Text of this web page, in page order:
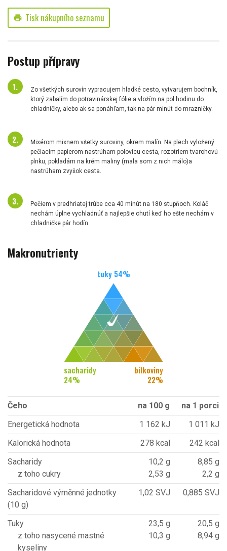
print Tisk nákupního seznamu
Postup přípravy
Zo všetkých surovín vypracujem hladké cesto, vytvarujem bochník,
ktorý zabalím do potravinárskej fólie a vložím na pol hodinu do
chladničky, alebo ak sa ponáhľam, tak na pár minút do mrazničky.
Mixérom mixnem všetky suroviny, okrem malín. Na plech vyložený
pečiacim papierom nastrúham polovicu cesta, rozotriem tvarohovú
plnku, pokladám na krém maliny (mala som z nich málo)a
nastrúham zvyšok cesta.
Pečiem v predhriatej trúbe cca 40 minút na 180 stupňoch. Koláč
nechám úplne vychladnúť a najlepšie chutí keď ho ešte nechám v
chladničke pár hodín.
Makronutrienty
tuky 54%
sacharidy
24%
bílkoviny
22%
Čeho na 100 g
na 1 porci
Energetická hodnota
1 162 kJ
1 011 kJ
Kalorická hodnota
278 kcal
242 kcal
Sacharidy
z toho cukry
10,2 g
2,53 g
8,85 g
2,2 g
Sacharidové výměnné jednotky
(10 g)
1,02 SVJ 0,885 SVJ
Tuky
z toho nasycené mastné
kyseliny
23,5 g
10,3 g
20,5 g
8,94 g